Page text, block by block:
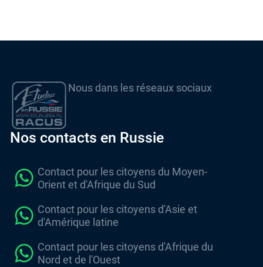
Nous dans les réseaux sociaux
Nos contacts en Russie
Contact pour les citoyens du Moyen-
Orient et d'Afrique du Sud
Contact pour les citoyens d'Asie et
d'Amérique latine
Contact pour les citoyens d'Afrique du
Nord et de l'Ouest